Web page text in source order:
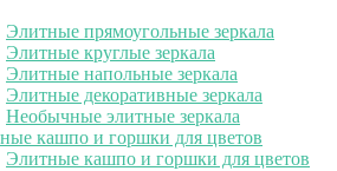
Элитные прямоугольные зеркала
Элитные круглые зеркала
Элитные напольные зеркала
Элитные декоративные зеркала
Необычные элитные зеркала
кашпо и горшки для цветов
Элитные кашпо и горшки для цветов